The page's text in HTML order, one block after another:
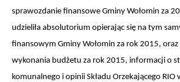
sprawozdanie finansowe Gminy Wołomin za
udzieliła absolutorium opierając się na tym
finansowym Gminy Wołomin za rok 2015, oraz
wykonania budżetu za rok 2015, informacji o
komunalnego i opinii Składu Orzekającego RIO